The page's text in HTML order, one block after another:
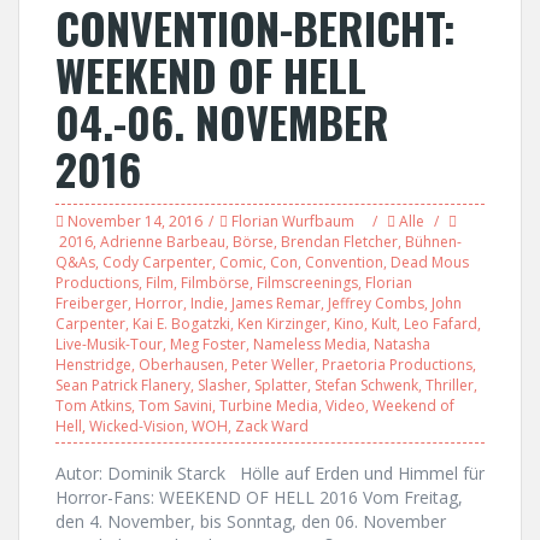
CONVENTION-BERICHT:
WEEKEND OF HELL
04.-06. NOVEMBER
2016
November 14, 2016 Florian Wurfbaum
Alle
2016, Adrienne Barbeau, Börse, Brendan Fletcher, Bühnen-
Q&As, Cody Carpenter, Comic, Con, Convention, Dead Mous
Productions, Film, Filmbörse, Filmscreenings, Florian
Freiberger, Horror, Indie, James Remar, Jeffrey Combs, John
Carpenter, Kai E. Bogatzki, Ken Kirzinger, Kino, Kult, Leo Fafard,
Live-Musik-Tour, Meg Foster, Nameless Media, Natasha
Henstridge, Oberhausen, Peter Weller, Praetoria Productions,
Sean Patrick Flanery, Slasher, Splatter, Stefan Schwenk, Thriller,
Tom Atkins, Tom Savini, Turbine Media, Video, Weekend of
Hell, Wicked-Vision, WOH, Zack Ward
Autor: Dominik Starck Hölle auf Erden und Himmel für
Horror-Fans: WEEKEND OF HELL 2016 Vom Freitag,
den 4. November, bis Sonntag, den 06. November